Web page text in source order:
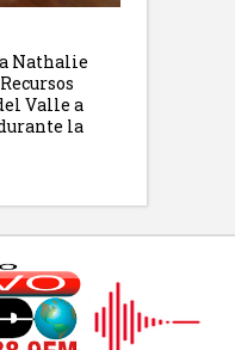
Nathalie
Valle a
la